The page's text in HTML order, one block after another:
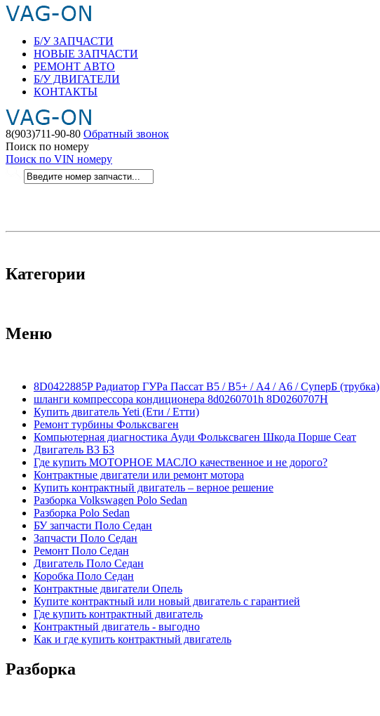
Б/У ЗАПЧАСТИ
НОВЫЕ ЗАПЧАСТИ
РЕМОНТ АВТО
Б/У ДВИГАТЕЛИ
КОНТАКТЫ
8(903)711-90-80 Обратный звонок
Поиск по номеру
Поиск по VIN номеру
Категории
Меню
8D0422885P Радиатор ГУРа Пассат В5 / В5+ / А4 / А6 / СуперБ (трубка)
шланги компрессора кондиционера 8d0260701h 8D0260707H
Купить двигатель Yeti (Ети / Етти)
Ремонт турбины Фольксваген
Компьютерная диагностика Ауди Фольксваген Шкода Порше Сеат
Двигатель В3 Б3
Где купить МОТОРНОЕ МАСЛО качественное и не дорого?
Контрактные двигатели или ремонт мотора
Купить контрактный двигатель – верное решение
Разборка Volkswagen Polo Sedan
Разборка Polo Sedan
БУ запчасти Поло Седан
Запчасти Поло Седан
Ремонт Поло Седан
Двигатель Поло Седан
Коробка Поло Седан
Контрактные двигатели Опель
Купите контрактный или новый двигатель с гарантией
Где купить контрактный двигатель
Контрактный двигатель - выгодно
Как и где купить контрактный двигатель
Разборка